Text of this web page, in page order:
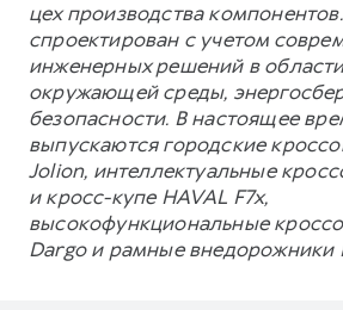
цех производства
спроектирован с учетом
инженерных решений в
окружающей среды,
безопасности. В настоящее
выпускаются городские
Jolion, интеллектуальные
и кросс-купе HAVAL F7x,
высокофункциональные
Dargo и рамные внедорожники